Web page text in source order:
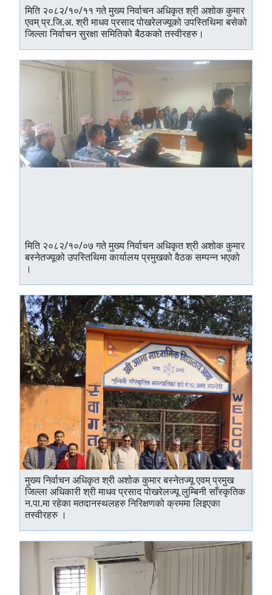
मिति २०८२/१०/११ गते मुख्य निर्वाचन अधिकृत श्री अशोक कुमार
एवम् प्र.जि.अ. श्री माधव प्रसाद पोखरेलज्यूको उपस्तिथिमा बसेको
जिल्ला निर्वाचन सुरक्षा समितिको बैठकको तस्वीरहरु।
मिति २०८२/१०/०७ गते मुख्य निर्वाचन अधिकृत श्री अशोक कुमार
बस्नेतज्यूको उपस्तिथिमा कार्यालय प्रमुखको वैठक सम्पन्न भएको
।
मुख्य निर्वाचन अधिकृत श्री अशोक कुमार बस्नेतज्यू एवम् प्रमुख
जिल्ला अधिकारी श्री माधव प्रसाद पोखरेलज्यू लुम्बिनी साँस्कृतिक
न.पा.मा रहेका मतदानस्थलहरु निरिक्षणको क्रममा लिइएका
तस्वीरहरु ।